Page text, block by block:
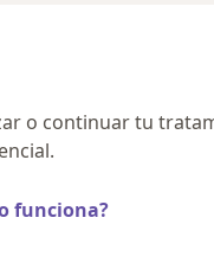
o continuar tu
funciona?